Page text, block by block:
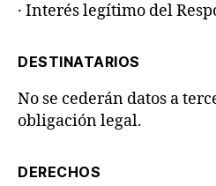
· Interés legítimo del
DESTINATARIOS
No se cederán datos a
obligación legal.
DERECHOS